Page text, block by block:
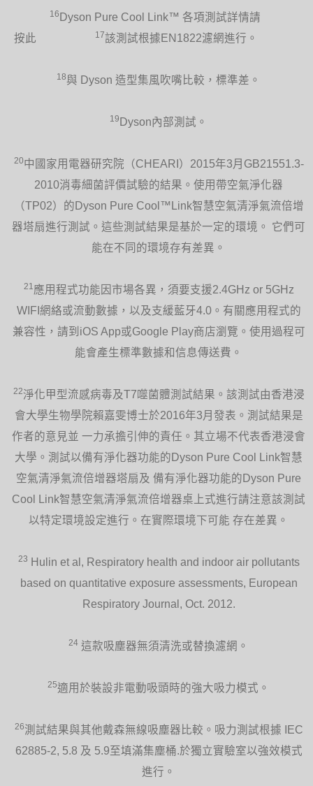
16 Dyson Pure Cool Link™ 各項測試詳情請
按此
17該測試根據EN1822濾網進行。
18與 Dyson 造型集風吹嘴比較，標準差。
19 Dyson內部測試。
20中國家用電器研究院（CHEARI）2015年3月GB21551.3-
2010消毒細菌評價試驗的結果。使用帶空氣淨化器
（TP02）的Dyson Pure Cool™Link智慧空氣清淨氣流倍增
器塔扇進行測試。這些測試結果是基於一定的環境。 它們可
能在不同的環境存有差異。
21 應用程式功能因市場各異，須要支援2.4GHz or 5GHz
WIFI網絡或流動數據，以及支緩藍牙4.0。有關應用程式的
兼容性，請到iOS App或Google Play商店瀏覽。使用過程可
能會產生標準數據和信息傳送費。
22淨化甲型流感病毒及T7噬菌體測試結果。該測試由香港浸
會大學生物學院賴嘉雯博士於2016年3月發表。測試結果是
作者的意見並 一力承擔引伸的責任。其立場不代表香港浸會
大學。測試以備有淨化器功能的Dyson Pure Cool Link智慧
空氣清淨氣流倍增器塔扇及 備有淨化器功能的Dyson Pure
Cool Link智慧空氣清淨氣流倍增器桌上式進行請注意該測試
以特定環境設定進行。在實際環境下可能 存在差異。
23
Hulin et al, Respiratory health and indoor air pollutants
based on quantitative exposure assessments, European
Respiratory Journal, Oct. 2012.
24 這款吸塵器無須清洗或替換濾網。
25適用於裝設非電動吸頭時的強大吸力模式。
26測試結果與其他戴森無線吸塵器比較。吸力測試根據 IEC
62885-2, 5.8 及 5.9至填滿集塵桶.於獨立實驗室以強效模式
進行。